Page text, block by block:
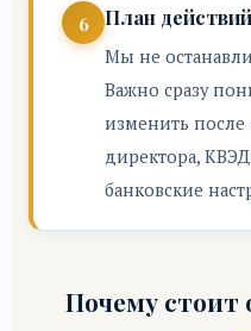
План
Мы не
Важно сразу
изменить
директора,
банковские
Почему стоит